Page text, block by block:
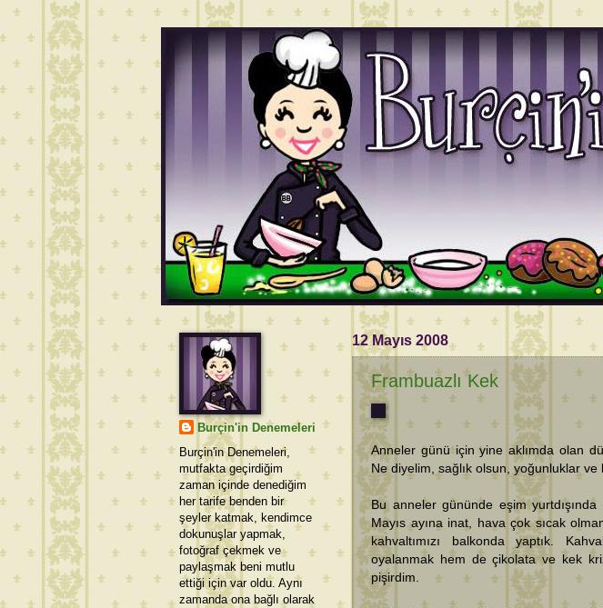
12 Mayıs 2008
Frambuazlı Kek
Anneler günü için yine aklımda olan
Ne diyelim, sağlık olsun, yoğunluklar
Bu anneler gününde eşim
Mayıs ayına inat, hava çok sıcak
kahvaltımızı balkonda yaptık.
oyalanmak hem de çikolata ve kek
pişirdim.
Burçin'in Denemeleri
Burçin'in Denemeleri,
mutfakta geçirdiğim
zaman içinde denediğim
her tarife benden bir
şeyler katmak, kendimce
dokunuşlar yapmak,
fotoğraf çekmek ve
paylaşmak beni mutlu
ettiği için var oldu. Aynı
zamanda ona bağlı olarak